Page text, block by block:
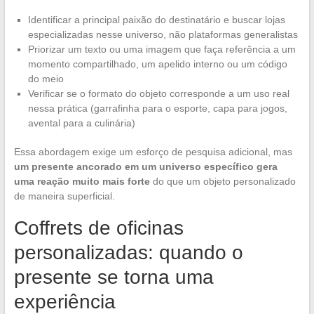
Identificar a principal paixão do destinatário e buscar lojas
especializadas nesse universo, não plataformas generalistas
Priorizar um texto ou uma imagem que faça referência a um
momento compartilhado, um apelido interno ou um código
do meio
Verificar se o formato do objeto corresponde a um uso real
nessa prática (garrafinha para o esporte, capa para jogos,
avental para a culinária)
Essa abordagem exige um esforço de pesquisa adicional, mas
um presente ancorado em um universo específico gera
uma reação muito mais fortedo que um objeto personalizado
de maneira superficial.
Coffrets de oficinas
personalizadas: quando o
presente se torna uma
experiência